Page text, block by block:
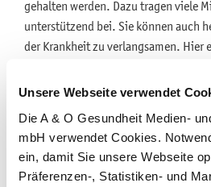
Unsere Webseite verwendet
Die A & O Gesundheit Medien-
mbH verwendet Cookies.
ein, damit Sie unsere Webseite
Präferenzen-, Statistiken- und
gehalten werden. Dazu tragen viele
unterstützend bei. Sie können auch
der Krankheit zu verlangsamen. Hier
werden.
Rückenschmerzen:
Mikronährstoffen
Rückenschmerzen ist eine